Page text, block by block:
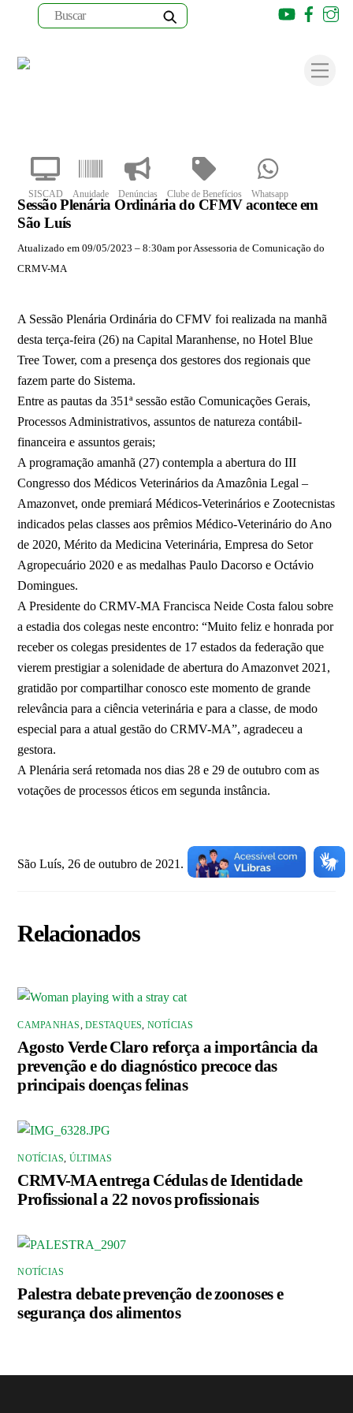
SISCAD Anuidade Denúncias Clube de Benefícios Whatsapp
Youtube
Sessão Plenária Ordinária do CFMV acontece em
São Luís
Atualizado em 09/05/2023 – 8:30am por Assessoria de Comunicação do
CRMV-MA
A Sessão Plenária Ordinária do CFMV foi realizada na manhã
desta terça-feira (26) na Capital Maranhense, no Hotel Blue
Tree Tower, com a presença dos gestores dos regionais que
fazem parte do Sistema.
Entre as pautas da 351ª sessão estão Comunicações Gerais,
Processos Administrativos, assuntos de natureza contábil-
financeira e assuntos gerais;
A programação amanhã (27) contempla a abertura do III
Congresso dos Médicos Veterinários da Amazônia Legal –
Amazonvet, onde premiará Médicos-Veterinários e Zootecnistas
indicados pelas classes aos prêmios Médico-Veterinário do Ano
de 2020, Mérito da Medicina Veterinária, Empresa do Setor
Agropecuário 2020 e as medalhas Paulo Dacorso e Octávio
Domingues.
A Presidente do CRMV-MA Francisca Neide Costa falou sobre
a estadia dos colegas neste encontro: “Muito feliz e honrada por
receber os colegas presidentes de 17 estados da federação que
vierem prestigiar a solenidade de abertura do Amazonvet 2021,
gratidão por compartilhar conosco este momento de grande
relevância para a ciência veterinária e para a classe, de modo
especial para a atual gestão do CRMV-MA”, agradeceu a
gestora.
A Plenária será retomada nos dias 28 e 29 de outubro com as
votações de processos éticos em segunda instância.
São Luís, 26 de outubro de 2021.
Relacionados
CAMPANHAS,DESTAQUES, NOTÍCIAS
Agosto Verde Claro reforça a importância da
prevenção e do diagnóstico precoce das
principais doenças felinas
NOTÍCIAS ÚLTIMAS
CRMV-MA entrega Cédulas de Identidade
Profissional a 22 novos profissionais
NOTÍCIAS
Palestra debate prevenção de zoonoses e
segurança dos alimentos